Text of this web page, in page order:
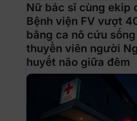
Nữ bác sĩ cùng ekip
Bệnh viện FV vượt
bằng ca nô cứu
thuyền viên người
huyết não giữa đêm